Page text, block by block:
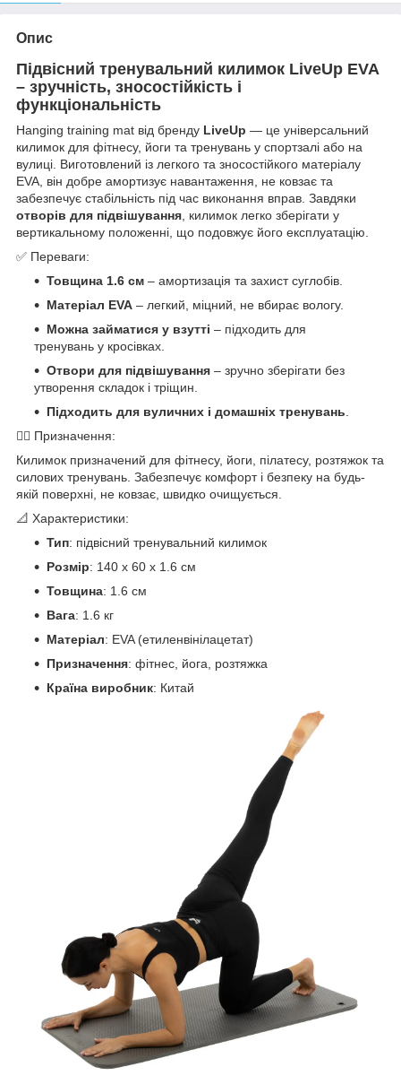
Опис
Підвісний тренувальний килимок LiveUp EVA
– зручність, зносостійкість і
функціональність
Hanging training mat від бренду LiveUp — це універсальний
килимок для фітнесу, йоги та тренувань у спортзалі або на
вулиці. Виготовлений із легкого та зносостійкого матеріалу
EVA, він добре амортизує навантаження, не ковзає та
забезпечує стабільність під час виконання вправ. Завдяки
отворів для підвішування , килимок легко зберігати у
вертикальному положенні, що подовжує його експлуатацію.
✅ Переваги:
Товщина 1.6 см – амортизація та захист суглобів.
Матеріал EVA – легкий, міцний, не вбирає вологу.
Можна займатися у взутті – підходить для
тренувань у кросівках.
Отвори для підвішування – зручно зберігати без
утворення складок і тріщин.
Підходить для вуличних і домашніх тренувань
🧘‍♀ Призначення:
Килимок призначений для фітнесу, йоги, пілатесу, розтяжок та
силових тренувань. Забезпечує комфорт і безпеку на будь-
якій поверхні, не ковзає, швидко очищується.
📐 Характеристики:
Тип: підвісний тренувальний килимок
Розмір: 140 x 60 x 1.6 см
Товщина: 1.6 см
Вага: 1.6 кг
Матеріал: EVA (етиленвінілацетат)
Призначення: фітнес, йога, розтяжка
Країна виробник: Китай